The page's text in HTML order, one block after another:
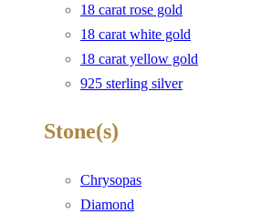
18 carat rose gold
18 carat white gold
18 carat yellow gold
925 sterling silver
Stone(s)
Chrysopas
Diamond